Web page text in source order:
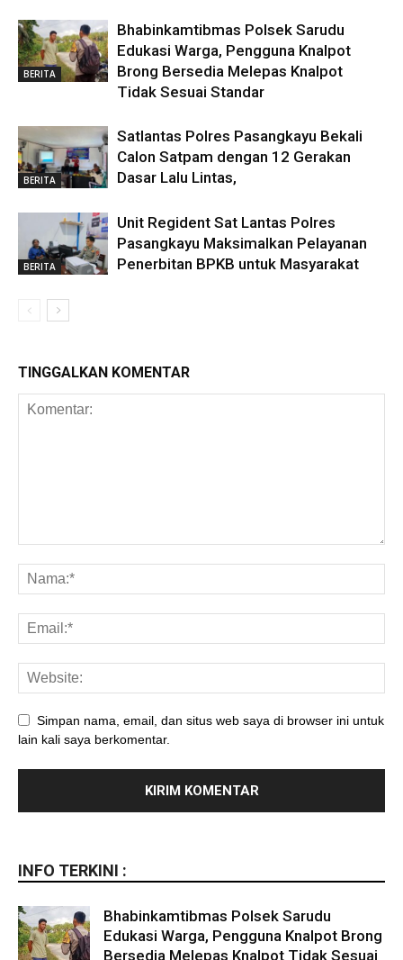
BERITA
Bhabinkamtibmas Polsek Sarudu
Edukasi Warga, Pengguna Knalpot
Brong Bersedia Melepas Knalpot
Tidak Sesuai Standar
BERITA
Satlantas Polres Pasangkayu Bekali
Calon Satpam dengan 12 Gerakan
Dasar Lalu Lintas,
BERITA
Unit Regident Sat Lantas Polres
Pasangkayu Maksimalkan Pelayanan
Penerbitan BPKB untuk Masyarakat
TINGGALKAN KOMENTAR
Simpan nama, email, dan situs web saya di browser ini untuk
lain kali saya berkomentar.
INFO TERKINI :
Bhabinkamtibmas Polsek Sarudu
Edukasi Warga, Pengguna Knalpot Brong
Bersedia Melepas Knalpot Tidak Sesuai